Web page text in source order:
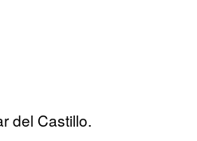
del Castillo.